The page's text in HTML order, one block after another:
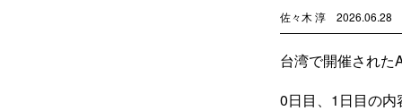
佐々木 淳 2026.06.28
台湾で開催された
0日目、1日目の